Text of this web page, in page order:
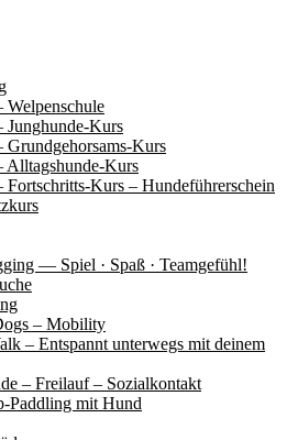
Welpenschule
Junghunde-Kurs
Grundgehorsams-Kurs
Alltagshunde-Kurs
Fortschritts-Kurs – Hundeführerschein
— Spiel · Spaß · Teamgefühl!
– Mobility
– Entspannt unterwegs mit deinem
– Freilauf – Sozialkontakt
Paddling mit Hund